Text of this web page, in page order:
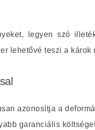
legyen szó
lehetővé teszi a
azonosítja a
garanciális